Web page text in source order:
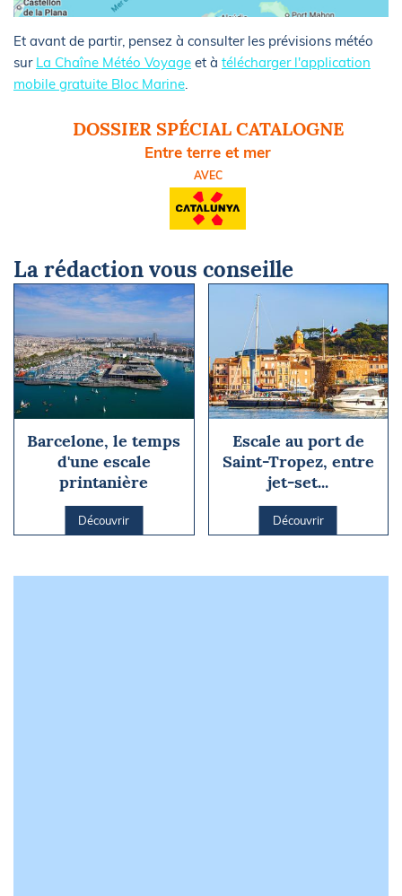
Et avant de partir, pensez à consulter les prévisions météo
sur La Chaîne Météo Voyage et à télécharger l'application
mobile gratuite Bloc Marine.
DOSSIER SPÉCIAL CATALOGNE
Entre terre et mer
AVEC
La rédaction vous conseille
Barcelone, le temps
d'une escale
printanière
Découvrir
Escale au port de
Saint-Tropez, entre
jet-set...
Découvrir